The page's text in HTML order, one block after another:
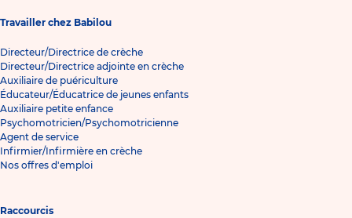
Travailler chez Babilou
Directeur/Directrice de crèche
Directeur/Directrice adjointe en crèche
Auxiliaire de puériculture
Éducateur/Éducatrice de jeunes enfants
Auxiliaire petite enfance
Psychomotricien/Psychomotricienne
Agent de service
Infirmier/Infirmière en crèche
Nos offres d'emploi
Raccourcis